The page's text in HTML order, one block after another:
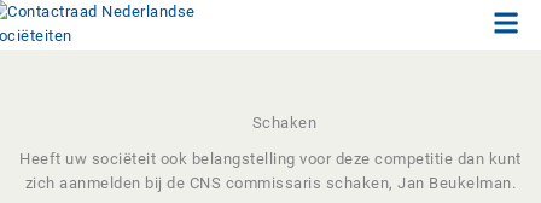
Ga
naar
Schaken
Heeft uw sociëteit ook belangstelling voor deze competitie dan kunt
zich aanmelden bij de CNS commissaris schaken, Jan Beukelman.